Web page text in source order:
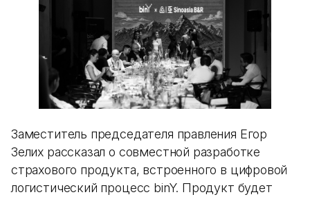
Заместитель председателя правления Егор
Зелих рассказал о совместной разработке
страхового продукта, встроенного в цифровой
логистический процесс binY. Продукт будет